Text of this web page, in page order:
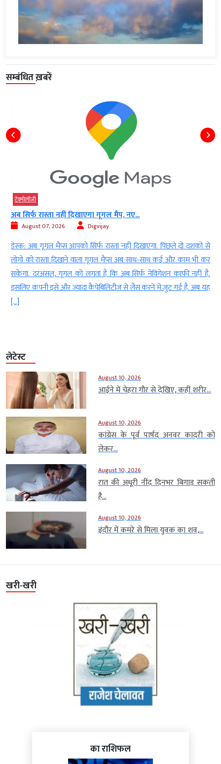
सम्बंधित ख़बरें
टेक्‍नोलॉजी
अब सिर्फ रास्ता नहीं दिखाएगा गूगल मैप, नए...
August 07, 2026 Digvijay
डेस्क: अब गूगल मैप्स आपको सिर्फ रास्ता नहीं दिखाएगा. पिछले दो दशकों से
लोगों को रास्ता दिखाने वाला गूगल मैप्स अब साथ-साथ कई और काम भी कर
सकेगा. दरअसल, गूगल को लगता है कि अब सिर्फ नेविगेशन काफी नहीं है.
इसलिए कंपनी इसे और ज्यादा कैपेबिलिटीज से लैस करने में जुट गई है. अब यह
[…]
लेटेस्ट
August 10, 2026
आईने में चेहरा गौर से देखिए, कहीं शरीर...
August 10, 2026
कांग्रेस के पूर्व पार्षद अनवर कादरी को
लेकर...
August 10, 2026
रात की अधूरी नींद दिनभर बिगाड़ सकती
है...
August 10, 2026
इंदौर में कमरे से मिला युवक का शव,...
खरी-खरी
का राशिफल